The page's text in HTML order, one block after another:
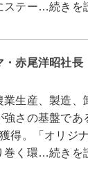
ステー…続きを
・赤尾洋昭社
生産、製造、
強さの基盤で
得。「オリジ
巻く環…続きを